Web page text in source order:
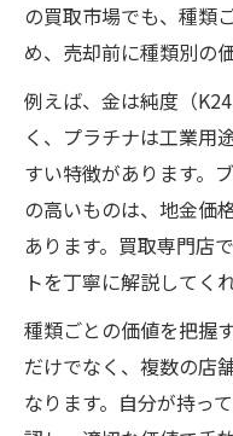
の買取市場でも、種類
め、売却前に種類別の
例えば、金は純度（
く、プラチナは工業用
すい特徴があります。
の高いものは、地金価
あります。買取専門店
トを丁寧に解説してく
種類ごとの価値を把握
だけでなく、複数の店
なります。自分が持っ